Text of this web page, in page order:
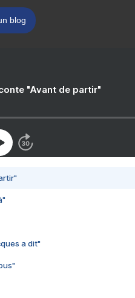
blog
"Avant de partir"
a dit"